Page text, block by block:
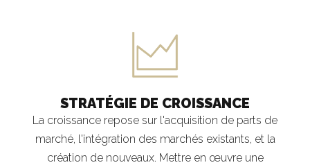
STRATÉGIE DE CROISSANCE
La croissance repose sur l'acquisition de parts de
marché, l'intégration des marchés existants, et la
création de nouveaux. Mettre en œuvre une